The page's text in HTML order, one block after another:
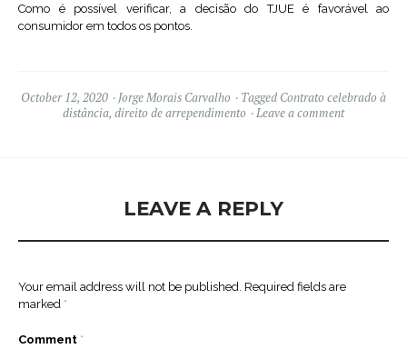
Como é possível verificar, a decisão do TJUE é favorável ao
consumidor em todos os pontos.
October 12, 2020 Jorge Morais Carvalho Tagged Contrato celebrado à
distância, direito de arrependimento Leave a comment
LEAVE A REPLY
Your email address will not be published. Required fields are
marked *
Comment *